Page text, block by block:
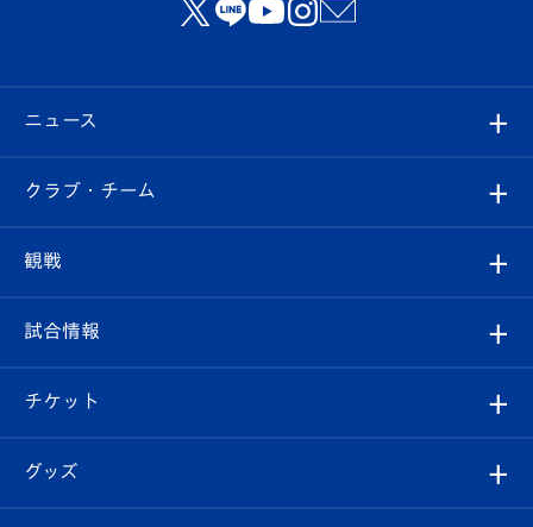
ニュース
すべて
クラブ
試合情報
チケット
クラブ・チーム
クラブ概要
エンブレム紹介
観戦
観戦ルール
はじめての観戦ガイド
Revive Team
試合情報
試合日程/結果
フォトギャラリー
チケット
チケット
グッズ